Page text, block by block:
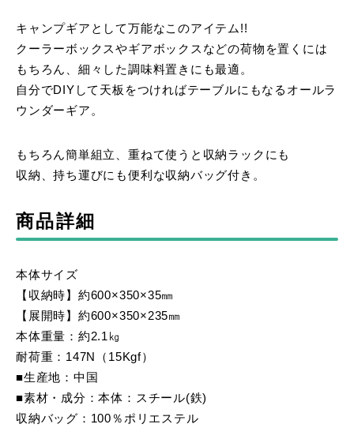
キャンプギアとして万能なこのアイテム!!
クーラーボックスやギアボックスなどの荷物を置くには
もちろん、細々した調味料置きにも最適。
自分でDIYして天板をつければテーブルにもなるオールラ
ウンダーギア。
もちろん簡単組立、重ねて使うと収納ラックにも
収納、持ち運びにも便利な収納バッグ付き。
商品詳細
本体サイズ
【収納時】約600×350×35㎜
【展開時】約600×350×235㎜
本体重量：約2.1㎏
耐荷重：147N（15Kgf）
■生産地：中国
■素材・成分：本体：スチール(鉄)
収納バッグ：100％ポリエステル